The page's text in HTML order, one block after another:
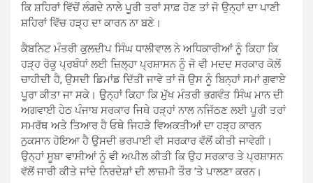
ਕਿ ਸ਼ਹਿਰਾਂ ਵਿੱਚੋਂ ਲੰਗਦੇ ਨਾਲੇ ਪੂਰੀ ਤਰਾਂ ਸਾਫ਼ ਹੋਣ ਤਾਂ ਜੋ ਉਨ੍ਹਾਂ ਦਾ ਪਾਣੀ
ਸ਼ਹਿਰਾਂ ਵਿੱਚ ਹੜ੍ਹ ਦਾ ਕਾਰਨ ਨਾ ਬਣੇ।
ਕੈਬਨਿਟ ਮੰਤਰੀ ਕੁਲਦੀਪ ਸਿੰਘ ਧਾਲੀਵਾਲ ਨੇ ਅਧਿਕਾਰੀਆਂ ਨੂੰ ਕਿਹਾ ਕਿ
ਹੜ੍ਹ ਰੋਕੂ ਪ੍ਰਬੰਧਾਂ ਲਈ ਜ਼ਿਲ੍ਹਾ ਪ੍ਰਸ਼ਾਸਨ ਨੂੰ ਜੋ ਵੀ ਮਦਦ ਸਰਕਾਰ ਕੋਲੋਂ
ਚਾਹੀਦੀ ਹੈ, ਉਸਦੀ ਡਿਮਾਂਡ ਦਿੱਤੀ ਜਾਵੇ ਤਾਂ ਜੋ ਉਸ ਨੂੰ ਬਿਨ੍ਹਾਂ ਸਮਾਂ ਗੁਵਾਏ
ਪੂਰਾ ਕੀਤਾ ਜਾ ਸਕੇ। ਉਨ੍ਹਾਂ ਕਿਹਾ ਕਿ ਮੁੱਖ ਮੰਤਰੀ ਭਗਵੰਤ ਸਿੰਘ ਮਾਨ ਦੀ
ਅਗਵਾਈ ਹੇਠ ਪੰਜਾਬ ਸਰਕਾਰ ਜਿਥੇ ਹੜ੍ਹਾਂ ਨਾਲ ਨਜਿੱਠਣ ਲਈ ਪੂਰੀ ਤਰਾਂ
ਸਮਰੱਥ ਅਤੇ ਤਿਆਰ ਹੈ ਓਥੇ ਜਿਹੜੇ ਵਿਅਕਤੀਆਂ ਦਾ ਹੜ੍ਹ ਕਾਰਨ
ਨੁਕਸਾਨ ਹੋਇਆ ਹੈ ਉਸਦੀ ਭਰਪਾਈ ਵੀ ਸਰਕਾਰ ਵੱਲੋਂ ਕੀਤੀ ਜਾਵੇਗੀ।
ਉਨ੍ਹਾਂ ਸੂਬਾ ਵਾਸੀਆਂ ਨੂੰ ਵੀ ਅਪੀਲ ਕੀਤੀ ਕਿ ਉਹ ਸਰਕਾਰ ਤੇ ਪ੍ਰਸ਼ਾਸਨ
ਵੱਲੋਂ ਜਾਰੀ ਕੀਤੇ ਜਾਂਦੇ ਨਿਰਦੇਸ਼ਾਂ ਦੀ ਲਾਜ਼ਮੀ ਤੌਰ ’ਤੇ ਪਾਲਣਾ ਕਰਨ।